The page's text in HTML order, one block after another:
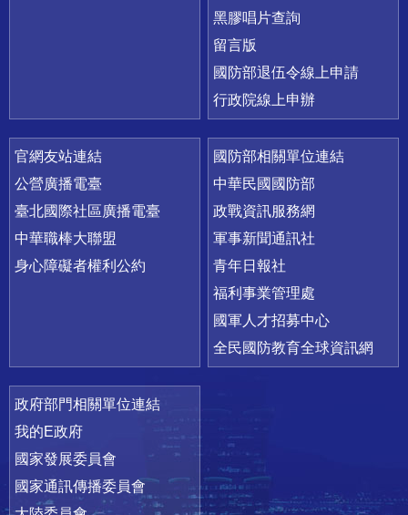
黑膠唱片查詢
留言版
國防部退伍令線上申請
行政院線上申辦
官網友站連結
公營廣播電臺
臺北國際社區廣播電臺
中華職棒大聯盟
身心障礙者權利公約
國防部相關單位連結
中華民國國防部
政戰資訊服務網
軍事新聞通訊社
青年日報社
福利事業管理處
國軍人才招募中心
全民國防教育全球資訊網
政府部門相關單位連結
我的E政府
國家發展委員會
國家通訊傳播委員會